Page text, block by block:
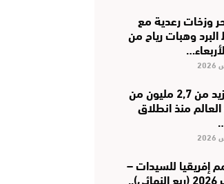
وزخات رعدية مع
وهبات رياح من
دخول أزيد من 2,7 مليون من
منذ انطلاق
إفريقيا للسيدات –
المغرب 2026 (ربع النهائي)..